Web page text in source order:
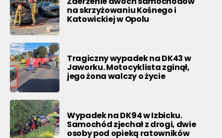
na skrzyżowaniu Kośnego i
Katowickiej w Opolu
Tragiczny wypadek na DK43 w
Jaworku. Motocyklista zginął,
jego żona walczy o życie
Wypadek na DK94 w Izbicku.
Samochód zjechał z drogi, dwie
osoby pod opieką ratowników